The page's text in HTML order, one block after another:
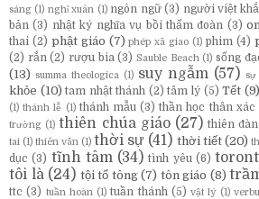
sáng (1) nghỉ xuân (1) ngôn ngữ (3) người việt
bản (3) nhật ký nghĩa vụ bồi thẩm đoàn (3)
thai (2) phật giáo (7) phép xã giao (1) phim (4)
(2) rắn (2) rượu bia (3) Sauble Beach (1) sống
(13)
summa theologica (1) suy ngẫm (57) sự
khỏe (10) tam nhật thánh (2) tâm lý (5) Tết (9)
(1) thánh lễ (1) thánh mẫu (3) thần học thân xác
trường (1) thiên chúa giáo (27) thiên
tai (1) thiên văn (1) thời sự (41) thời tiết (20)
dục (3) tĩnh tâm (34) tình yêu (6)
tôi là (24) tội tổ tông (7) tôn giáo (8)
ttc (3) tuần hoàn (1) tuần thánh (5) vật lý (1)